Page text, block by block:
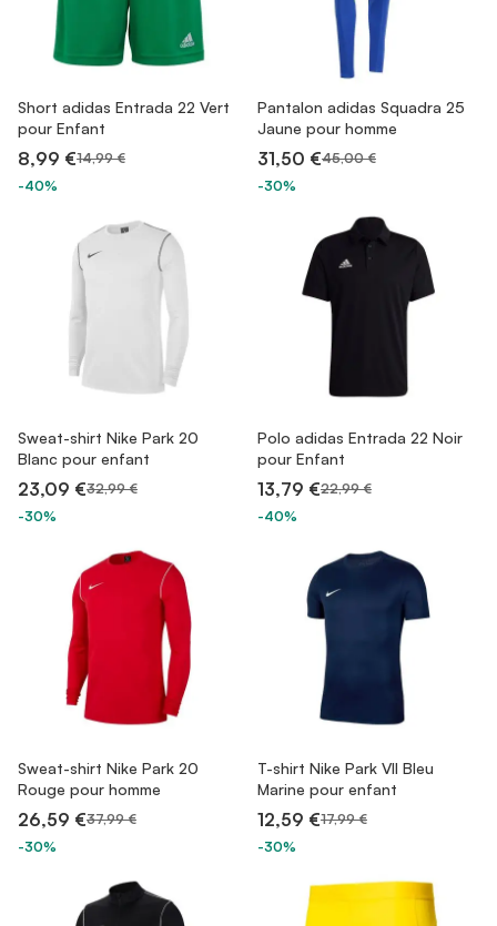
Short adidas Entrada 22 Vert
pour Enfant
8,99 €14,99 €
-40%
Pantalon adidas Squadra 25
Jaune pour homme
31,50 €45,00 €
-30%
Sweat-shirt Nike Park 20
Blanc pour enfant
23,09 €32,99 €
-30%
Polo adidas Entrada 22 Noir
pour Enfant
13,79 €22,99 €
-40%
Sweat-shirt Nike Park 20
Rouge pour homme
26,59 €37,99 €
-30%
T-shirt Nike Park VII Bleu
Marine pour enfant
12,59 €17,99 €
-30%